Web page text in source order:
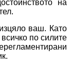
на
ваш. Като
по силите